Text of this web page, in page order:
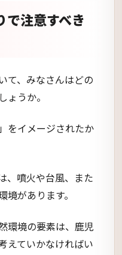
で注意すべき
て、みなさんはどの
ょうか。
をイメージされたか
、噴火や台風、また
があります。
環境の要素は、鹿児
えていかなければい